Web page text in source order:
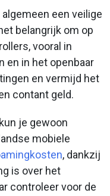
een veilige
belangrijk om op
vooral in
en in het openbaar
en vermijd het
contant geld.
je gewoon
mobiele
, dankzij
is over het
controleer voor de